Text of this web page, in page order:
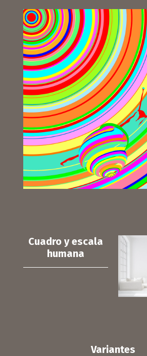
Cuadro y escala
humana
Variantes